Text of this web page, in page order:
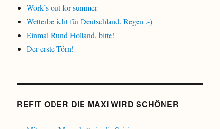
Work’s out for summer
Wetterbericht für Deutschland: Regen :-)
Einmal Rund Holland, bitte!
Der erste Törn!
REFIT ODER DIE MAXI WIRD SCHÖNER